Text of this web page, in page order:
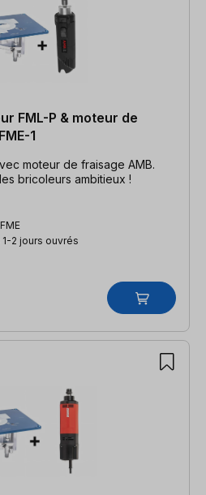
FML-P & moteur de
1
moteur de fraisage AMB.
pour les bricoleurs ambitieux !
2 jours ouvrés